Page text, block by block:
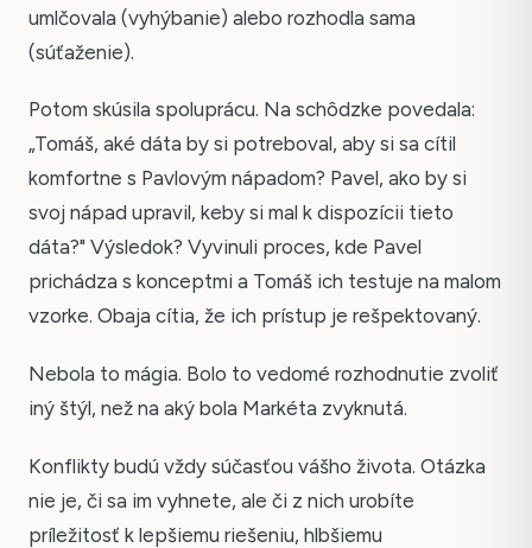
umlčovala (vyhýbanie) alebo rozhodla sama
(súťaženie).
Potom skúsila spoluprácu. Na schôdzke povedala:
„Tomáš, aké dáta by si potreboval, aby si sa cítil
komfortne s Pavlovým nápadom? Pavel, ako by si
svoj nápad upravil, keby si mal k dispozícii tieto
dáta?" Výsledok? Vyvinuli proces, kde Pavel
prichádza s konceptmi a Tomáš ich testuje na malom
vzorke. Obaja cítia, že ich prístup je rešpektovaný.
Nebola to mágia. Bolo to vedomé rozhodnutie zvoliť
iný štýl, než na aký bola Markéta zvyknutá.
Konflikty budú vždy súčasťou vášho života. Otázka
nie je, či sa im vyhnete, ale či z nich urobíte
príležitosť k lepšiemu riešeniu, hlbšiemu